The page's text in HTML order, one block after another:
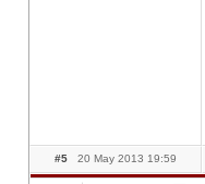
#5 20 May 2013 19:59